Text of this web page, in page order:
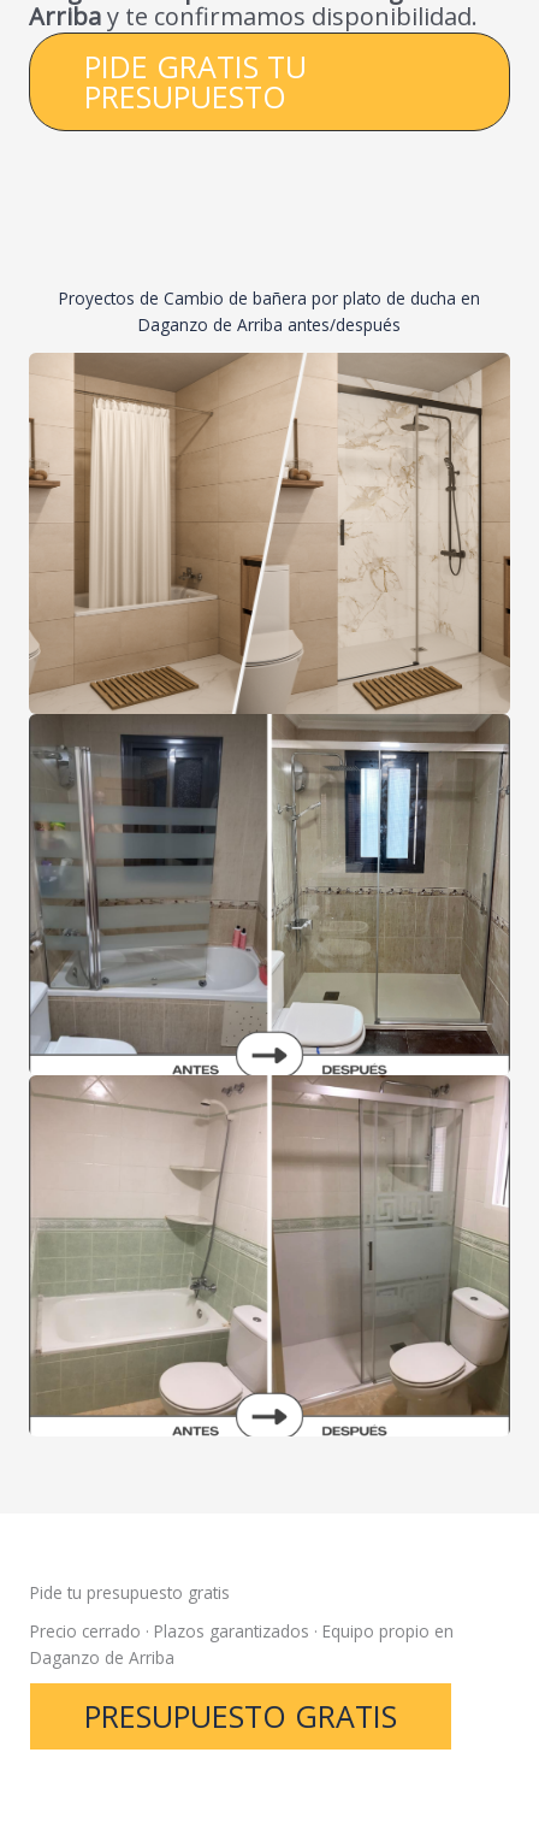
Arribay te confirmamos disponibilidad.
PIDE GRATIS TU
PRESUPUESTO
Proyectos de Cambio de bañera por plato de ducha en
Daganzo de Arriba antes/después
Pide tu presupuesto gratis
Precio cerrado · Plazos garantizados · Equipo propio en
Daganzo de Arriba
PRESUPUESTO GRATIS